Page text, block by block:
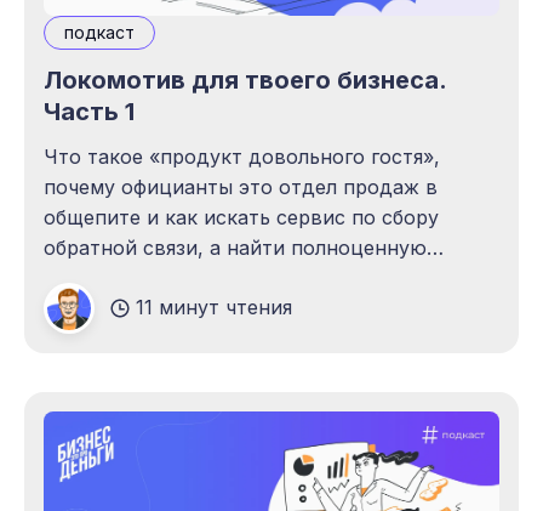
подкаст
Локомотив для твоего бизнеса.
Часть 1
Что такое «продукт довольного гостя»,
почему официанты это отдел продаж в
общепите и как искать сервис по сбору
обратной связи, а найти полноценную
задаёт Айрат Измайлов, отвечает
предприниматель из Тюмени Сабир
11 минут чтения